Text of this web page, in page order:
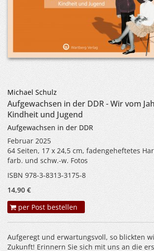
Michael Schulz
Aufgewachsen in der DDR - Wir vom
Kindheit und Jugend
Aufgewachsen in der DDR
Februar 2025
64 Seiten, 17 x 24,5 cm, fadengeheftetes
farb. und schw.-w. Fotos
ISBN 978-3-8313-3175-8
14,90 €
per Post bestellen
Aufgeregt und erwartungsvoll, so blickten
Zukunft! Erinnern Sie sich mit uns an die